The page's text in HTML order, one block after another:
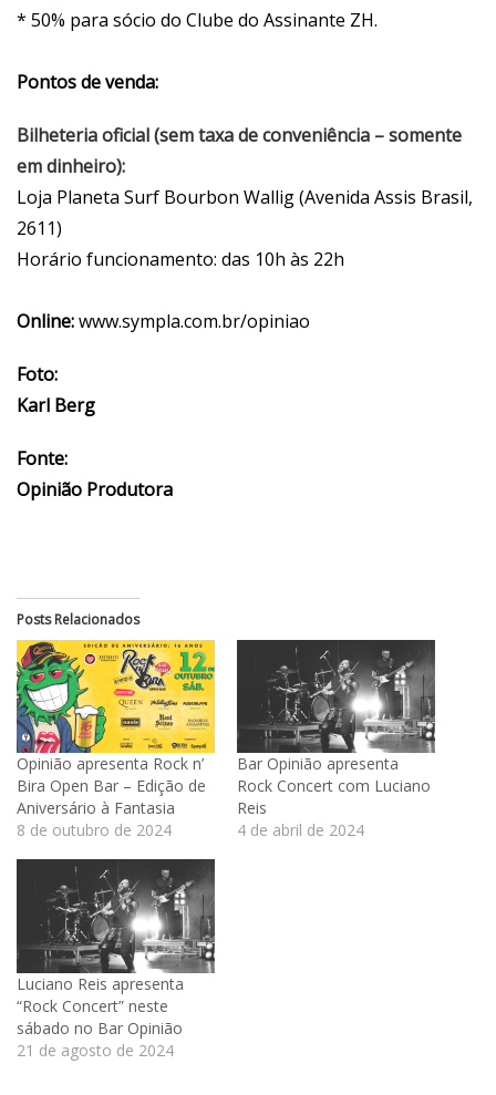
* 50% para sócio do Clube do Assinante ZH.
Pontos de venda:
Bilheteria oficial (sem taxa de conveniência – somente
em dinheiro):
Loja Planeta Surf Bourbon Wallig (Avenida Assis Brasil,
2611)
Horário funcionamento: das 10h às 22h
Online:www.sympla.com.br/opiniao
Foto:
Karl Berg
Fonte:
Opinião Produtora
Posts Relacionados
Opinião apresenta Rock n’
Bira Open Bar – Edição de
Aniversário à Fantasia
8 de outubro de 2024
Bar Opinião apresenta
Rock Concert com Luciano
Reis
4 de abril de 2024
Luciano Reis apresenta
“Rock Concert” neste
sábado no Bar Opinião
21 de agosto de 2024